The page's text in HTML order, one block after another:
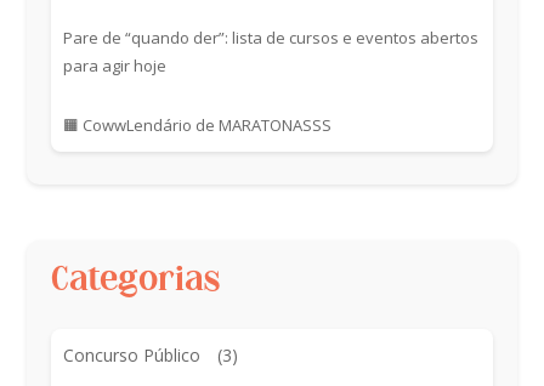
Pare de “quando der”: lista de cursos e eventos abertos
para agir hoje
🟧 CowwLendário de MARATONASSS
Categorias
Concurso Público (3)